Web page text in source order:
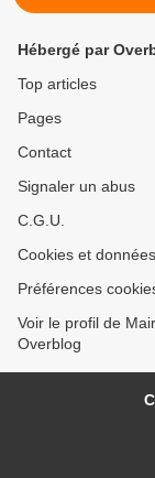
Hébergé par
Top articles
Pages
Contact
Signaler un abus
C.G.U.
Cookies et
Préférences
Voir le profil de
Overblog